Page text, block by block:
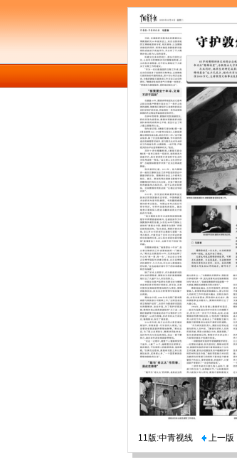
11版:中青视线 上一版